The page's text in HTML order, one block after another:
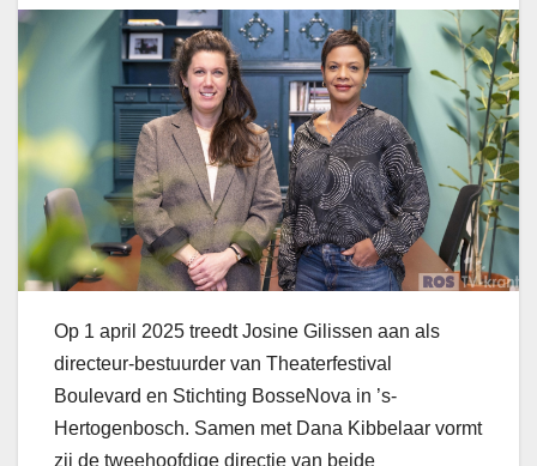
Op 1 april 2025 treedt Josine Gilissen aan als
directeur-bestuurder van Theaterfestival
Boulevard en Stichting BosseNova in ’s-
Hertogenbosch. Samen met Dana Kibbelaar vormt
zij de tweehoofdige directie van beide